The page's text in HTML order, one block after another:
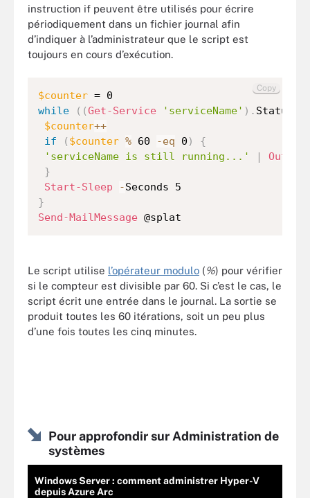
instruction if peuvent être utilisés pour écrire
périodiquement dans un fichier journal afin
d’indiquer à l’administrateur que le script est
toujours en cours d’exécution.
$counter
while
( (Get-Service 'serviceName' ) . Status
$counter++
if
( $counter % 60 -eq 0 )
{
'serviceName is still running...'
|
Out-
}
Start-Sleep
-
}
Send-MailMessage @splat
Copy
Le script utilise l’opérateur modulo (%) pour vérifier
si le compteur est divisible par 60. Si c’est le cas, le
script écrit une entrée dans le journal. La sortie se
produit toutes les 60 itérations, soit un peu plus
d’une fois toutes les cinq minutes.
Pour approfondir sur Administration de
systèmes
Windows Server : comment administrer Hyper-V
depuis Azure Arc